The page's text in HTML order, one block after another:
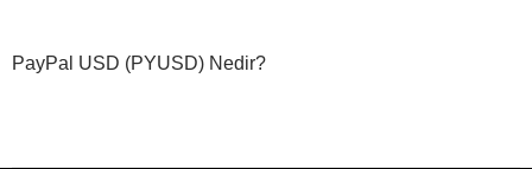
PayPal USD (PYUSD) Nedir?